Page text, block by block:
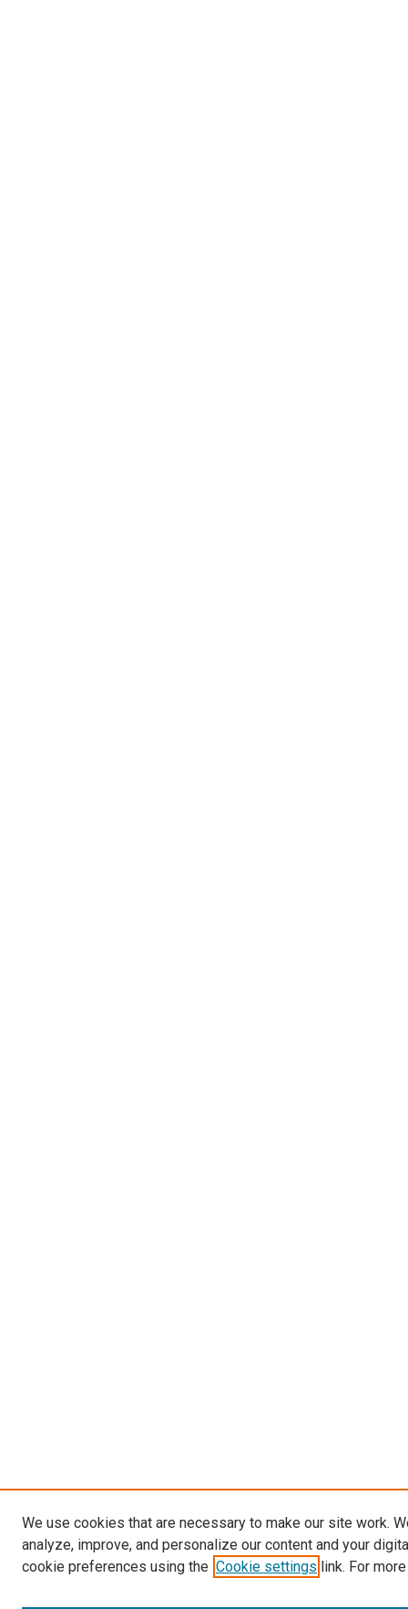
We use cookies that are necessary to make our site work.
analyze, improve, and personalize our content and your
cookie preferences using the Cookie settings link. For